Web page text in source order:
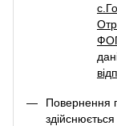
Повернення